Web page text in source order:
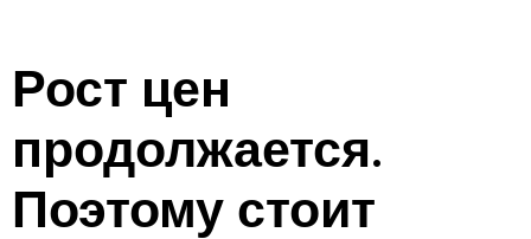
Рост цен
продолжается.
Поэтому стоит